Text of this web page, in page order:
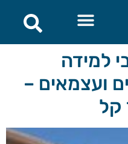
למידה
ועצמאים –